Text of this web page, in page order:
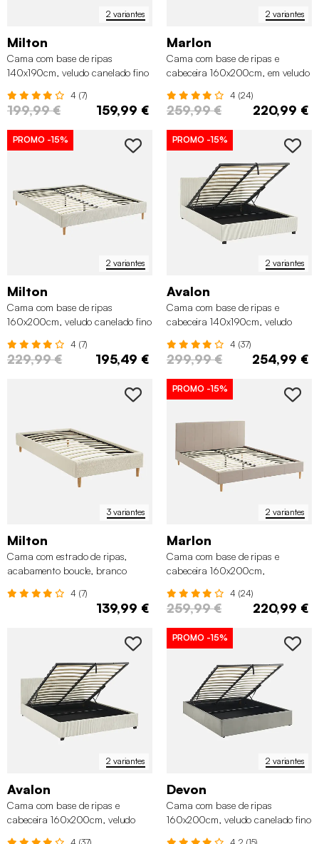
2 variantes
Milton
Cama com base de ripas
140x190cm, veludo canelado fino
4 (7)
199,99 € 159,99 €
2 variantes
Marlon
Cama com base de ripas e
cabeceira 160x200cm, em veludo
4 (24)
259,99 € 220,99 €
2 variantes
PROMO -15%
Milton
Cama com base de ripas
160x200cm, veludo canelado fino
4 (7)
229,99 € 195,49 €
2 variantes
PROMO -15%
Avalon
Cama com base de ripas e
cabeceira 140x190cm, veludo
4 (37)
299,99 € 254,99 €
3 variantes
Milton
Cama com estrado de ripas,
acabamento boucle, branco
4 (7)
139,99 €
2 variantes
PROMO -15%
Marlon
Cama com base de ripas e
cabeceira 160x200cm,
4 (24)
259,99 € 220,99 €
2 variantes
Avalon
Cama com base de ripas e
cabeceira 160x200cm, veludo
2 variantes
PROMO -15%
Devon
Cama com base de ripas
160x200cm, veludo canelado fino